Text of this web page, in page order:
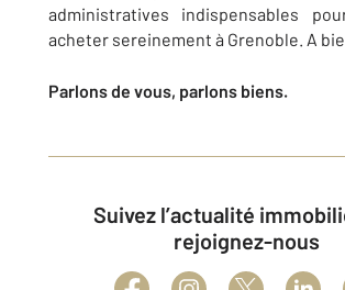
administratives indispensables
acheter sereinement à Grenoble . A
Parlons de vous, parlons biens.
Suivez l’actualité immobilière et
rejoignez-nous